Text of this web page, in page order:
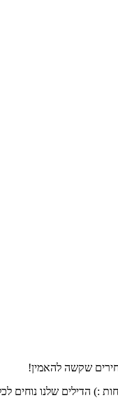
שקשה להאמין!
:) הדילים שלנו נוחים